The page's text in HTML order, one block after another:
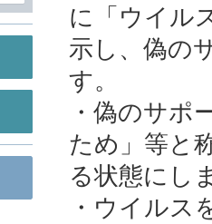
に「ウイル
示し、偽の
す。
・偽のサポ
ため」等と
る状態にし
・ウイルス